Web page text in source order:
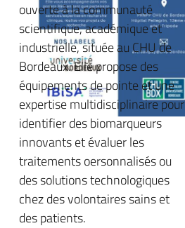
ouverte à la communauté
scientifique, académique et
industrielle, située au CHU de
Bordeaux. Elle propose des
équipements de pointe et une
expertise multidisciplinaire pour
identifier des biomarqueurs
innovants et évaluer les
traitements oersonnalisés ou
des solutions technologiques
chez des volontaires sains et
des patients.